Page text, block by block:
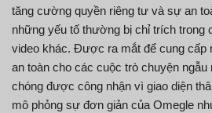
tăng cường quyền riêng tư và sự an
những yếu tố thường bị chỉ trích trong
video khác. Được ra mắt để cung cấp
an toàn cho các cuộc trò chuyện ngẫu
chóng được công nhận vì giao diện
mô phỏng sự đơn giản của Omegle